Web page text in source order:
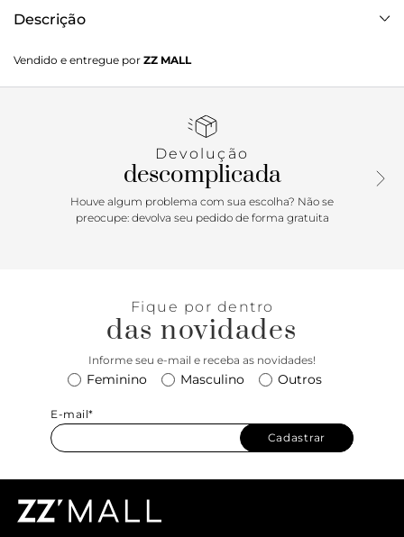
Descrição
emborrachado nude vulcanizado, o modelo apresenta
design de costura pesponto nas laterais e contornos, com
na parte traseira e rosa na lingueta. De amarrar, com
aplicação de peça recortada com design em “A” em napa
prata com textura animal print e tag lateral marrom
Anacapri.
combinam com looks despojados ou mais estruturados.
Com nova construção na sola, ele é o modelinho mais cool,
chama esse ícone?! <3
Vendido e entregue por ZZ MALL
Devolução
descomplicada
Houve algum problema com sua escolha? Não se
preocupe: devolva seu pedido de forma gratuita
Fique por dentro
das novidades
Informe seu e-mail e receba as novidades!
Feminino Masculino Outros
E-mail*
Cadastrar